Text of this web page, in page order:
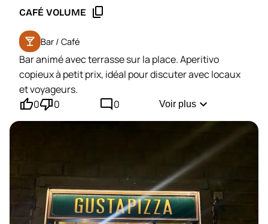
CAFÉ VOLUME content_copy
local_bar Bar / Café
Bar animé avec terrasse sur la place. Aperitivo
copieux à petit prix, idéal pour discuter avec locaux
et voyageurs.
thumb_up'0thumb_down'0 mode_comment0 Voir plus expand_more